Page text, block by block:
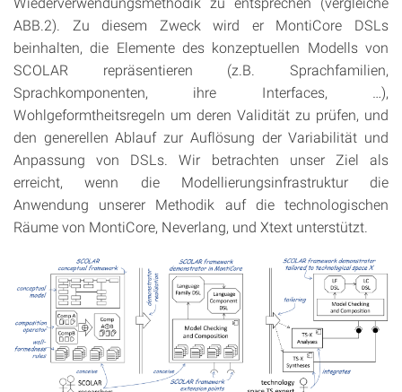
ABB.2). Zu diesem Zweck wird er MontiCore DSLs
beinhalten, die Elemente des konzeptuellen Modells von
SCOLAR repräsentieren (z.B. Sprachfamilien,
Sprachkomponenten, ihre Interfaces, …),
Wohlgeformtheitsregeln um deren Validität zu prüfen, und
den generellen Ablauf zur Auflösung der Variabilität und
Anpassung von DSLs. Wir betrachten unser Ziel als
erreicht, wenn die Modellierungsinfrastruktur die
Anwendung unserer Methodik auf die technologischen
Räume von MontiCore, Neverlang, und Xtext unterstützt.